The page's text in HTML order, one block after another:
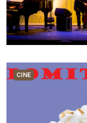
CINE